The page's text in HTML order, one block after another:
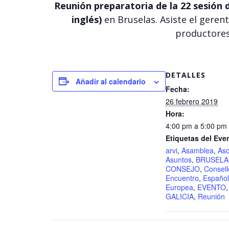
Reunión preparatoria de la 22 sesión
inglés) en Bruselas. Asiste el
Añadir al calendario
DETALLES
Fecha:
26 febrero 2019
Hora:
4:00 pm a 5:00 pm
Etiquetas del
arvi, Asamblea,
Asuntos,
CONSEJO,
Encuentro,
Europea, EVENTO
GALICIA, Reunión